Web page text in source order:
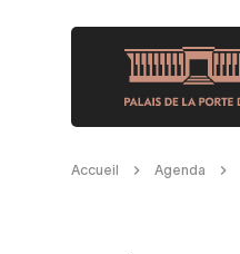
principal
Fil
Accueil Agenda